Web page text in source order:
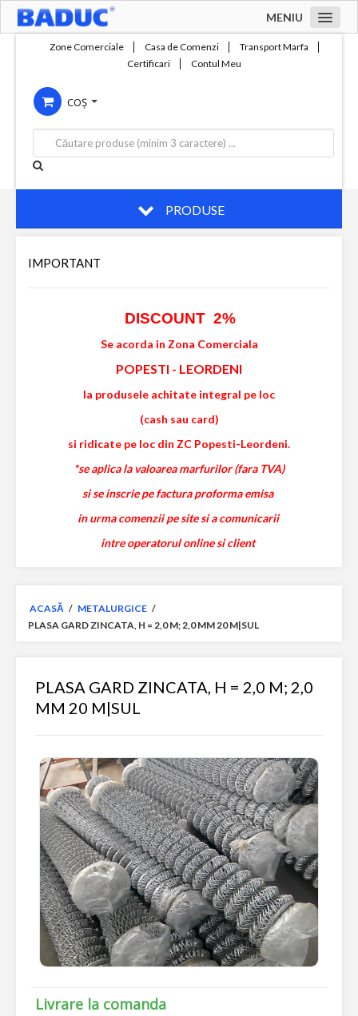
MENIU
Compania
Servicii
Productie
Contact
Zone Comerciale Casa de Comenzi
Transport Marfa
Certificari
Contul Meu
COȘ
PRODUSE
IMPORTANT
DISCOUNT 2%
Se acorda in Zona Comerciala
POPESTI - LEORDENI
la produsele achitate integral pe loc
(cash sau card)
si ridicate pe loc din ZC Popesti-Leordeni.
*se aplica la valoarea marfurilor (fara TVA)
si se inscrie pe factura proforma emisa
in urma comenzii pe site si a comunicarii
intre operatorul online si client
ACASĂ / METALURGICE /
PLASA GARD ZINCATA, H = 2,0 M; 2,0 MM 20 M|SUL
PLASA GARD ZINCATA, H = 2,0 M; 2,0
MM 20 M|SUL
Livrare la comanda